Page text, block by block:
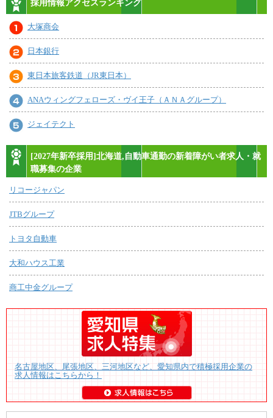
採用情報アクセスランキング
大塚商会
日本銀行
東日本旅客鉄道（JR東日本）
ANAウィングフェローズ・ヴイ王子（ＡＮＡグループ）
ジェイテクト
[2027年新卒採用]北海道,自動車通勤の新着障がい者求人・就
職募集の企業
リコージャパン
JTBグループ
トヨタ自動車
大和ハウス工業
商工中金グループ
名古屋地区、尾張地区、三河地区など、愛知県内で積極採用企業の
求人情報はこちらから！